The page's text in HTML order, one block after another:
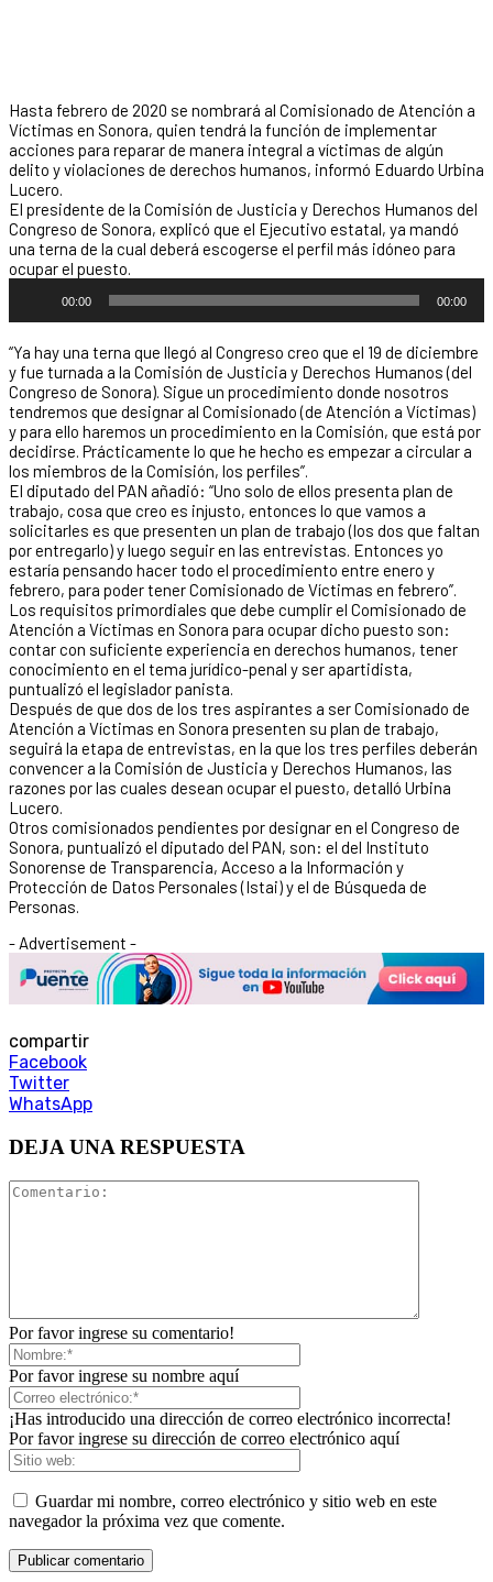
Hasta febrero de 2020 se nombrará al Comisionado de Atención a
Víctimas en Sonora, quien tendrá la función de implementar
acciones para reparar de manera integral a víctimas de algún
delito y violaciones de derechos humanos, informó Eduardo Urbina
Lucero.
El presidente de la Comisión de Justicia y Derechos Humanos del
Congreso de Sonora, explicó que el Ejecutivo estatal, ya mandó
una terna de la cual deberá escogerse el perfil más idóneo para
ocupar el puesto.
audio
00:00 00:00
“Ya hay una terna que llegó al Congreso creo que el 19 de diciembre
y fue turnada a la Comisión de Justicia y Derechos Humanos (del
Congreso de Sonora). Sigue un procedimiento donde nosotros
tendremos que designar al Comisionado (de Atención a Víctimas)
y para ello haremos un procedimiento en la Comisión, que está por
decidirse. Prácticamente lo que he hecho es empezar a circular a
los miembros de la Comisión, los perfiles”.
El diputado del PAN añadió: “Uno solo de ellos presenta plan de
trabajo, cosa que creo es injusto, entonces lo que vamos a
solicitarles es que presenten un plan de trabajo (los dos que faltan
por entregarlo) y luego seguir en las entrevistas. Entonces yo
estaría pensando hacer todo el procedimiento entre enero y
febrero, para poder tener Comisionado de Víctimas en febrero”.
Los requisitos primordiales que debe cumplir el Comisionado de
Atención a Víctimas en Sonora para ocupar dicho puesto son:
contar con suficiente experiencia en derechos humanos, tener
conocimiento en el tema jurídico-penal y ser apartidista,
puntualizó el legislador panista.
Después de que dos de los tres aspirantes a ser Comisionado de
Atención a Víctimas en Sonora presenten su plan de trabajo,
seguirá la etapa de entrevistas, en la que los tres perfiles deberán
convencer a la Comisión de Justicia y Derechos Humanos, las
razones por las cuales desean ocupar el puesto, detalló Urbina
Lucero.
Otros comisionados pendientes por designar en el Congreso de
Sonora, puntualizó el diputado del PAN, son: el del Instituto
Sonorense de Transparencia, Acceso a la Información y
Protección de Datos Personales (Istai) y el de Búsqueda de
Personas.
- Advertisement -
compartir
Facebook
Twitter
WhatsApp
DEJA UNA RESPUESTA
Por favor ingrese su comentario!
Por favor ingrese su nombre aquí
¡Has introducido una dirección de correo electrónico incorrecta!
Por favor ingrese su dirección de correo electrónico aquí
Guardar mi nombre, correo electrónico y sitio web en este
navegador la próxima vez que comente.